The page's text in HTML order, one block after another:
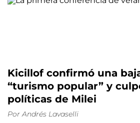
Kicillof confirmó una
“turismo popular” y
políticas de Milei
Por Andrés Lavaselli